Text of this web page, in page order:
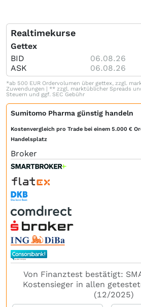
Realtimekurse
Gettex
BID 06.08.26
ASK
06.08.26
*ab 500 EUR Ordervolumen über gettex, zzgl.
Zuwendungen | ** zzgl. marktüblicher Spreads
Steuern und ggf. SEC Gebühr
Sumitomo Pharma günstig handeln
Kostenvergleich pro Trade bei einem 5.000 €
Handelsplatz
Broker
Von Finanztest bestätigt:
Kostensieger in allen
(12/2025)